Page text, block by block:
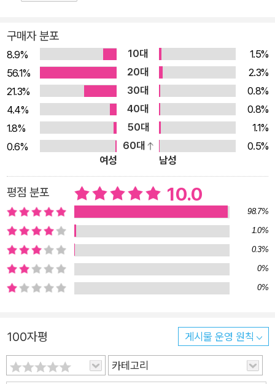
을 두었다. 페이퍼백 에디션 여덟 권 즉 Part1 Ep. 35까지(전자
책 1부 35화까지)의 분량을 세 권에 담았고, 특히 3권에는 처음
공개되는 외전 <보물찾기>를 수록했다. 세계의 신화, 설화, 서브
컬처 등이 유기적으로 직조된 압도적인 스케일, 매력적인 캐릭터
가 구축하는 입체적이고 다의적인 세계! 《전지적 독자 시점》은
평범한 회사원 김독자가 퇴근길에 맞닥뜨리는 기이한 세계를 시
작으로 현실과 비현실을 통섭하며 ‘이야기의 힘’을 설파한다. 원
고지 25000매의 초대형 장편소설이라니, SNS와 같은 단문이
지적 독자 시점》의 애독자임을 밝힌 소설가 임국영은 귀띔한다.
“이 소설은 당신의 삶을 응원하는 하나의 기원이며 오로지 당신
만을 위해 쓰인, 세상에서 가장 구체적이고 사적인 문장들의 모둠
이다. 말하자면 이 소설은 내가 태어나기 전부터 이미 나의 정전
(正傳)이 되기로 약속돼 있었다.”
구매자 분포
8.9% 10대
1.5%
56.1%
20대
2.3%
21.3%
30대
0.8%
4.4%
40대
0.8%
1.8%
50대
1.1%
0.6%
60대
0.5%
여성
남성
평점 분포 10.0
98.7%
1.0%
0.3%
0%
0%
100자평 게시물 운영 원칙
카테고리